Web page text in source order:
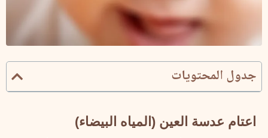
جدول المحتويات
اعتام عدسة العين (المياه البيضاء)